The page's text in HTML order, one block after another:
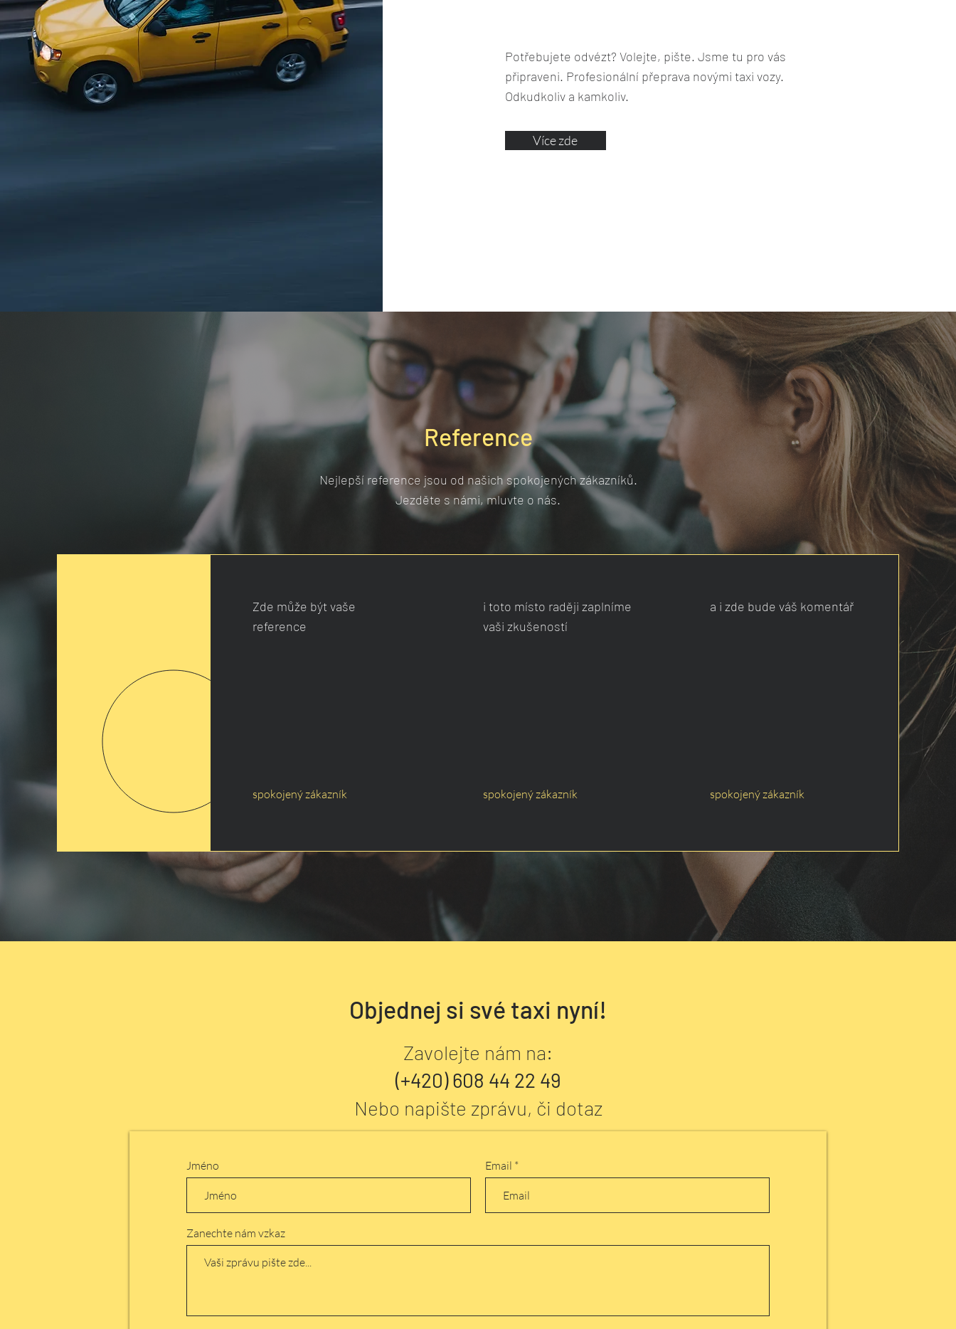
Potřebujete odvézt? Volejte, pište. Jsme tu pro vás
připraveni. Profesionální přeprava novými taxi vozy.
Odkudkoliv a kamkoliv.
Více zde
Reference
Nejlepší reference jsou od našich spokojených zákazníků.
Jezděte s námi, mluvte o nás.
Zde může být vaše
reference
spokojený zákazník
i toto místo raději zaplníme
vaši zkušeností
spokojený zákazník
a i zde bude váš komentář
spokojený zákazník
Objednej si své taxi nyní!
Zavolejte nám na:
(+420) 608 44 22 49
Nebo napište zprávu, či dotaz
Jméno Email
Zanechte nám vzkaz